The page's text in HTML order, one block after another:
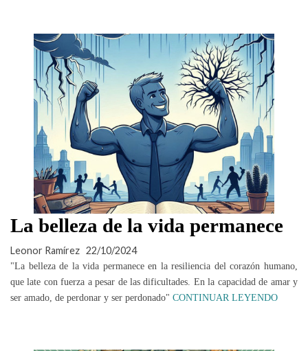
La belleza de la vida permanece
Leonor Ramírez 22/10/2024
"La belleza de la vida permanece en la resiliencia del corazón humano,
que late con fuerza a pesar de las dificultades. En la capacidad de amar y
ser amado, de perdonar y ser perdonado" CONTINUAR LEYENDO